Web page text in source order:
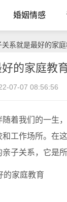
婚姻情感
系就是最好的家
的家庭教
07-07 08:56:56
着我们的一生
工作场所。在
子关系，它是